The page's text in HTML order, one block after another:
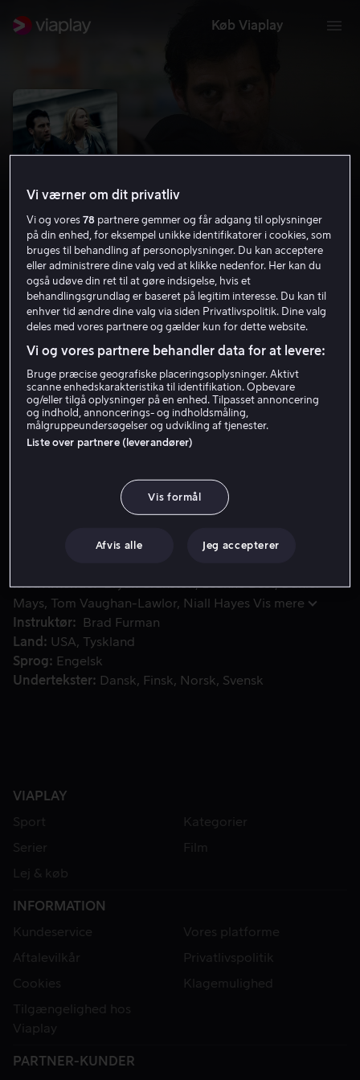
Køb Viaplay
The International
6.5 Action 2009 1 t. 53 min
15 år
HD
Lej 49 kr
Køb 109 kr
Efter at have opdaget, at en international bank er del af
Efter at have opdaget, at en international bank er del af
en våbenhandler-ring, beslutter en Interpol-agent og en
Medvirkende Bryan Cranston Leanne Best Daniel
Mays
Tom Vaughan-Lawlor Niall Hayes Vis mere
Instruktør
Brad Furman
Land
USA
Tyskland
Sprog
Engelsk
Undertekster
Dansk Finsk Norsk Svensk
VIAPLAY
Sport
Kategorier
Serier
Film
Lej & køb
INFORMATION
Kundeservice
Vores platforme
Aftalevilkår
Privatlivspolitik
Cookies
Klagemulighed
Tilgængelighed hos
Viaplay
PARTNER-KUNDER
Vi værner om dit privatliv
Vi og vores78 partnere gemmer og får adgang til oplysninger
på din enhed, for eksempel unikke identifikatorer i cookies, som
bruges til behandling af personoplysninger. Du kan acceptere
eller administrere dine valg ved at klikke nedenfor. Her kan du
også udøve din ret til at gøre indsigelse, hvis et
behandlingsgrundlag er baseret på legitim interesse. Du kan til
enhver tid ændre dine valg via siden Privatlivspolitik. Dine valg
deles med vores partnere og gælder kun for dette website.
Vi og vores partnere behandler data for at levere:
Bruge præcise geografiske placeringsoplysninger. Aktivt
scanne enhedskarakteristika til identifikation. Opbevare
og/eller tilgå oplysninger på en enhed. Tilpasset annoncering
og indhold, annoncerings- og indholdsmåling,
målgruppeundersøgelser og udvikling af tjenester.
Liste over partnere (leverandører)
Vis formål
Afvis alle Jeg accepterer